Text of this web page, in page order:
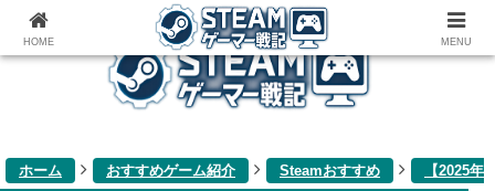
ゲーム関連雑記ブログ
ホーム おすすめゲーム紹介 Steamおすすめ
【2025年
HOME MENU